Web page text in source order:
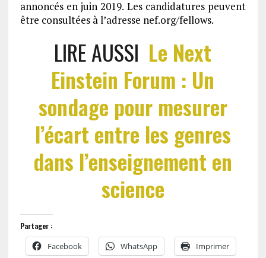
annoncés en juin 2019. Les candidatures peuvent
être consultées à l’adresse nef.org/fellows.
LIRE AUSSI Le Next
Einstein Forum : Un
sondage pour mesurer
l’écart entre les genres
dans l’enseignement en
science
Partager :
Facebook WhatsApp Imprimer